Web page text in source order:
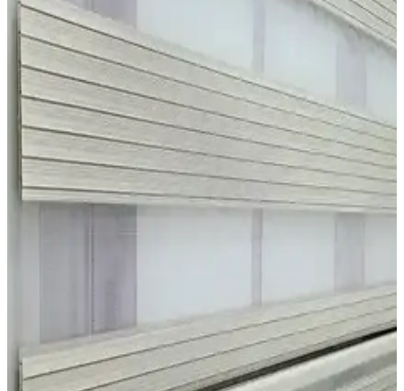
Blind-X Siyah Bambu Stor Zebra Perde ve
NetworkAvm Ekru Geniş Pliseli Zebra Perde
Karşılaştırması
İki farklı zebra perde modeli detaylı karşılaştırmasıyla malzeme,
montaj, kullanım ve estetik özellikleriyle ilgili bilgiler sunuluyor.
Stor Perde Karşılaştırması: Siyah ve Beyaz Blackout
Modellerinin Özellikleri ve Kullanıcı Yorumları
Siyah ve beyaz blackout stor perdelerin özellikleri, kullanıcı
yorumları ve performansları detaylı şekilde karşılaştırıldı. Her iki
İki stor perde modeli olan BBB Krem MZ321 ve Givayo Beyaz
perde arasındaki farklar, özellikler ve kullanıcı yorumlarıyla perde
seçiminizi kolaylaştırıyoruz.